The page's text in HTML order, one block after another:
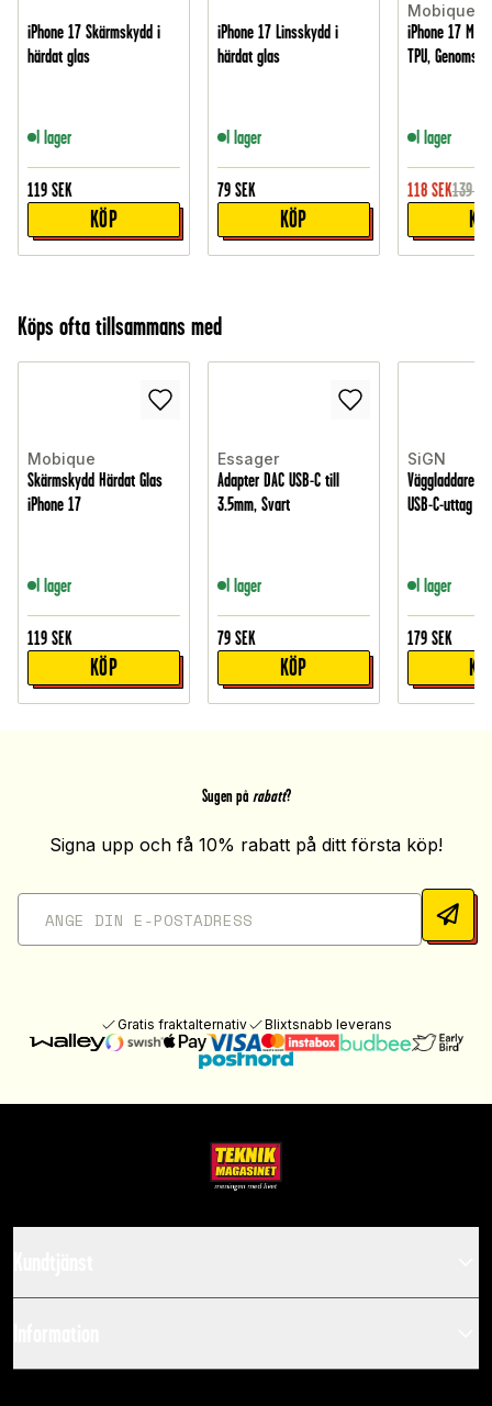
iPhone 17 Skärmskydd i
härdat glas
I lager
119 SEK
KÖP
iPhone 17 Linsskydd i
härdat glas
I lager
79 SEK
KÖP
Mobique
iPhone 17
TPU,
I lager
118 SEK139
Köps ofta tillsammans med
Mobique
Skärmskydd Härdat Glas
iPhone 17
I lager
119 SEK
KÖP
Essager
Adapter DAC USB-C till
3.5mm, Svart
I lager
79 SEK
KÖP
SiGN
Väggladdare
USB-C-uttag
I lager
179 SEK
Sugen på rabatt?
Signa upp och få 10% rabatt på ditt första köp!
Gratis fraktalternativ Blixtsnabb leverans